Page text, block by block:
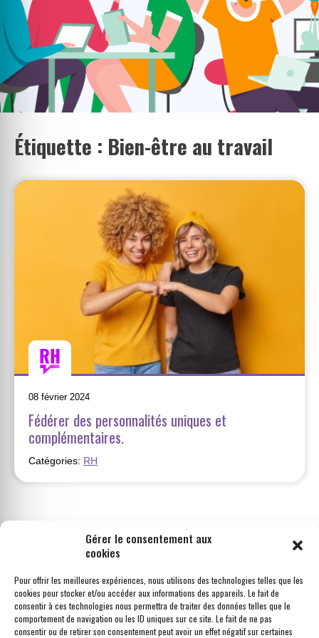
Gérer le consentement aux
cookies
Pour offrir les meilleures expériences, nous utilisons des technologies telles que les
cookies pour stocker et/ou accéder aux informations des appareils. Le fait de
consentir à ces technologies nous permettra de traiter des données telles que le
comportement de navigation ou les ID uniques sur ce site. Le fait de ne pas
consentir ou de retirer son consentement peut avoir un effet négatif sur certaines
Étiquette : Bien-être au travail
08 février 2024
Fédérer des personnalités uniques et
complémentaires.
Catégories: RH
SUIVEZ NOUS SUR LINKEDIN